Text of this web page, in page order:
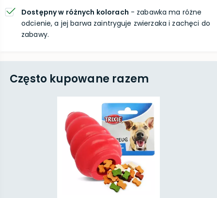
Dostępny w różnych kolorach - zabawka ma różne
odcienie, a jej barwa zaintryguje zwierzaka i zachęci do
zabawy.
Często kupowane razem